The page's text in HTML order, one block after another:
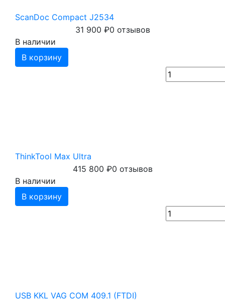
ScanDoc Compact J2534
31 900 ₽0 отзывов
В наличии
В корзину
ThinkTool Max Ultra
415 800 ₽0 отзывов
В наличии
В корзину
USB KKL VAG COM 409.1 (FTDI)